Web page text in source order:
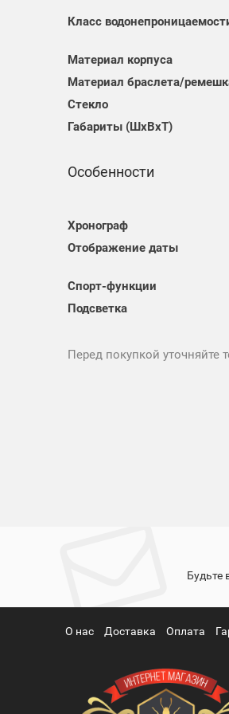
Класс
Материал корпуса
Материал браслета/
Стекло
Габариты (ШхВхТ)
Особенности
Хронограф
Отображение даты
Спорт-функции
Подсветка
Перед покупкой уточняйте
Будьте
О нас Доставка Оплата